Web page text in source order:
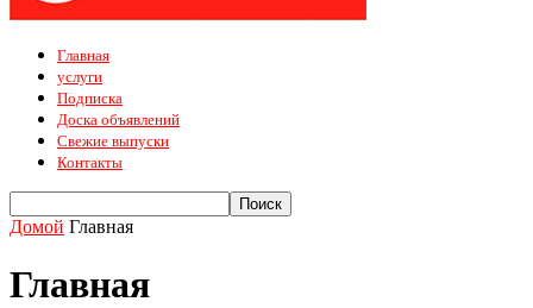
Главная
услуги
Подписка
Доска объявлений
Свежие выпуски
Контакты
Домой Главная
Главная